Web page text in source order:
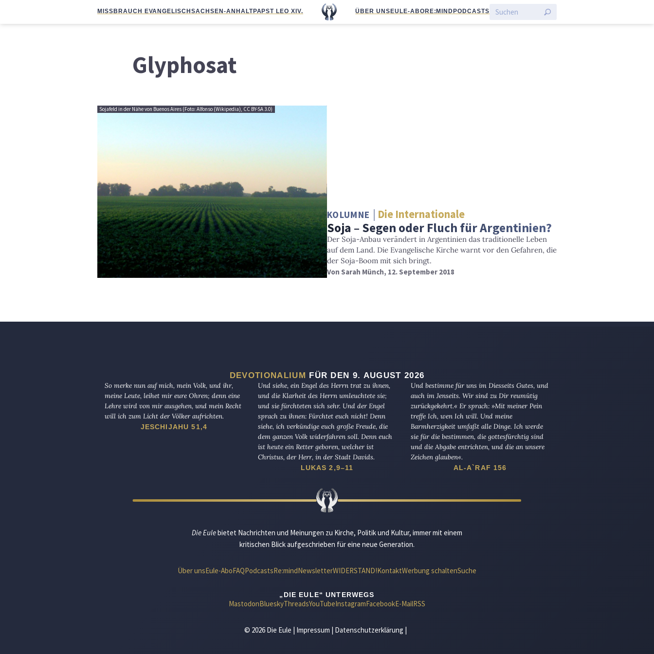
MISSBRAUCH EVANGELISCHSACHSEN-ANHALTPAPST LEO XIV. ÜBER UNS EULE-ABO RE:MIND PODCASTS
Glyphosat
Sojafeld in der Nähe von Buenos Aires (Foto: Alfonso (Wikipedia), CC BY-SA 3.0)
KOLUMNE Die Internationale
Soja – Segen oder Fluch für Argentinien?
Der Soja-Anbau verändert in Argentinien das traditionelle Leben
auf dem Land. Die Evangelische Kirche warnt vor den Gefahren, die
der Soja-Boom mit sich bringt.
Von Sarah Münch, 12. September 2018
DEVOTIONALIUM FÜR DEN 9. AUGUST 2026
So merke nun auf mich, mein Volk, und ihr,
meine Leute, leihet mir eure Ohren; denn eine
Lehre wird von mir ausgehen, und mein Recht
will ich zum Licht der Völker aufrichten.
JESCHIJAHU 51,4
Und siehe, ein Engel des Herrn trat zu ihnen,
und die Klarheit des Herrn umleuchtete sie;
und sie fürchteten sich sehr. Und der Engel
sprach zu ihnen: Fürchtet euch nicht! Denn
siehe, ich verkündige euch große Freude, die
dem ganzen Volk widerfahren soll. Denn euch
ist heute ein Retter geboren, welcher ist
Christus, der Herr, in der Stadt Davids.
LUKAS 2,9–11
Und bestimme für uns im Diesseits Gutes, und
auch im Jenseits. Wir sind zu Dir reumütig
zurückgekehrt.« Er sprach: »Mit meiner Pein
treffe Ich, wen Ich will. Und meine
Barmherzigkeit umfaßt alle Dinge. Ich werde
sie für die bestimmen, die gottesfürchtig sind
und die Abgabe entrichten, und die an unsere
Zeichen glauben«.
AL-A`RAF 156
Die Eulebietet Nachrichten und Meinungen zu Kirche, Politik und Kultur, immer mit einem
kritischen Blick aufgeschrieben für eine neue Generation.
Über unsEule-AboFAQPodcastsRe:mindNewsletterWIDERSTAND!KontaktWerbung schaltenSuche
„DIE EULE“ UNTERWEGS
MastodonBlueskyThreadsYouTubeInstagramFacebookE-MailRSS
© 2026 Die Eule | Impressum | Datenschutzerklärung |